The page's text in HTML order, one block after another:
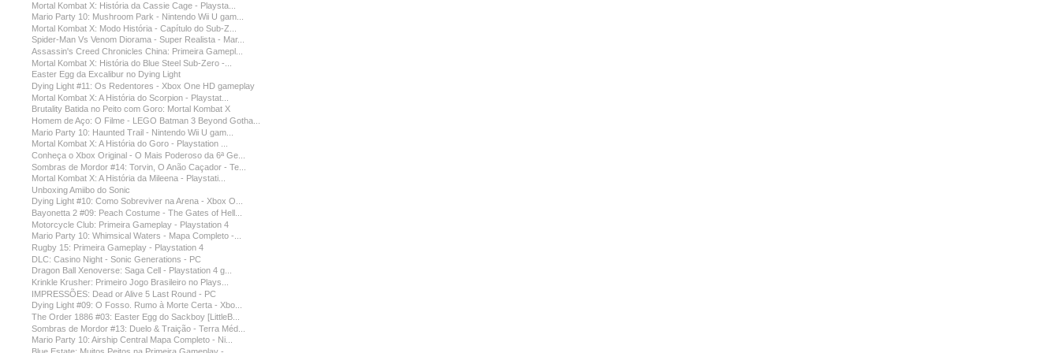
Mortal Kombat X: História da Cassie Cage - Playsta...
Mario Party 10: Mushroom Park - Nintendo Wii U gam...
Mortal Kombat X: Modo História - Capítulo do Sub-Z...
Spider-Man Vs Venom Diorama - Super Realista - Mar...
Assassin's Creed Chronicles China: Primeira Gamepl...
Mortal Kombat X: História do Blue Steel Sub-Zero -...
Easter Egg da Excalibur no Dying Light
Dying Light #11: Os Redentores - Xbox One HD gameplay
Mortal Kombat X: A História do Scorpion - Playstat...
Brutality Batida no Peito com Goro: Mortal Kombat X
Homem de Aço: O Filme - LEGO Batman 3 Beyond Gotha...
Mario Party 10: Haunted Trail - Nintendo Wii U gam...
Mortal Kombat X: A História do Goro - Playstation ...
Conheça o Xbox Original - O Mais Poderoso da 6ª Ge...
Sombras de Mordor #14: Torvin, O Anão Caçador - Te...
Mortal Kombat X: A História da Mileena - Playstati...
Unboxing Amiibo do Sonic
Dying Light #10: Como Sobreviver na Arena - Xbox O...
Bayonetta 2 #09: Peach Costume - The Gates of Hell...
Motorcycle Club: Primeira Gameplay - Playstation 4
Mario Party 10: Whimsical Waters - Mapa Completo -...
Rugby 15: Primeira Gameplay - Playstation 4
DLC: Casino Night - Sonic Generations - PC
Dragon Ball Xenoverse: Saga Cell - Playstation 4 g...
Krinkle Krusher: Primeiro Jogo Brasileiro no Plays...
IMPRESSÕES: Dead or Alive 5 Last Round - PC
Dying Light #09: O Fosso. Rumo à Morte Certa - Xbo...
The Order 1886 #03: Easter Egg do Sackboy [LittleB...
Sombras de Mordor #13: Duelo & Traição - Terra Méd...
Mario Party 10: Airship Central Mapa Completo - Ni...